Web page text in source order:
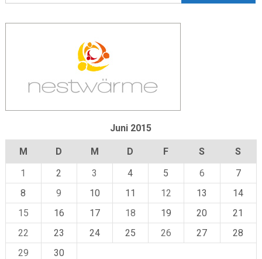
Juni 2015
M D M D F S
S
1
2 3 4 5 6
7
8
9 10 11 12 13
14
15
16 17 18 19 20
21
22
23 24 25 26 27
28
29
30